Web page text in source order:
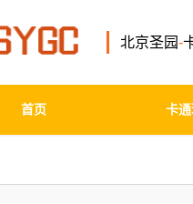
北京圣园-
首页 卡